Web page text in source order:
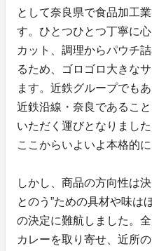
として奈良県で食品加工
す。ひとつひとつ丁寧に
カット、調理からパウチ
るため、ゴロゴロ大きな
ます。近鉄グループでも
近鉄沿線・奈良であるこ
いただく運びとなりました
ここからいよいよ本格的
しかし、商品の方向性は
とのう”ための具材や味は
の決定に難航しました。
カレーを取り寄せ、近所